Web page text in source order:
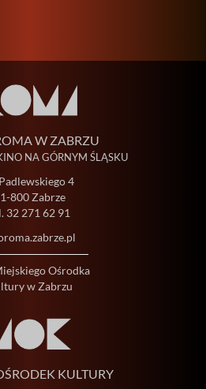
W ZABRZU
NA GÓRNYM ŚLĄSKU
4
800 Zabrze
32 271 62 91
Ośrodka
w Zabrzu
KULTURY